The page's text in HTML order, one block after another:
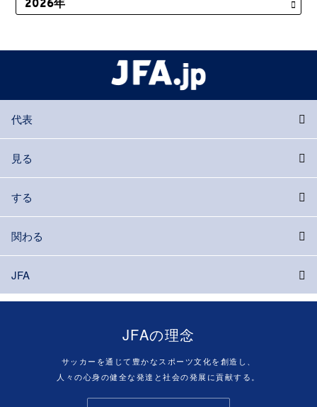
代表
見る
する
関わる
JFA
JFAの理念
サッカーを通じて豊かなスポーツ文化を創造し、
人々の心身の健全な発達と社会の発展に貢献する。